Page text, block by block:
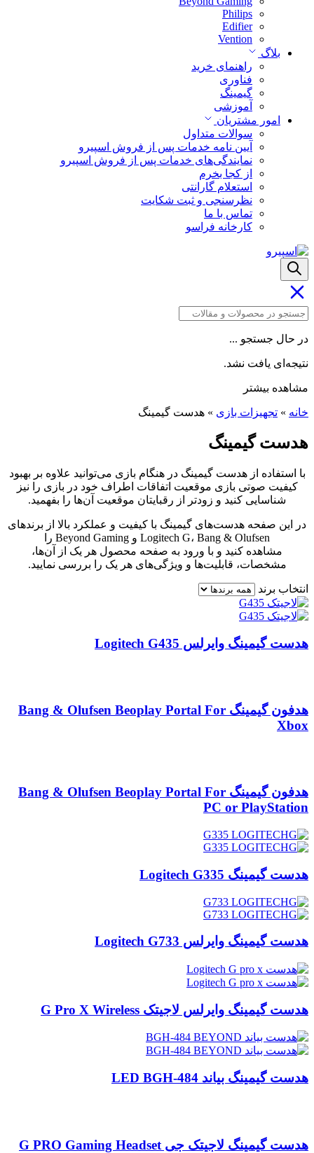
Philips
Edifier
Vention
بلاگ
راهنمای خرید
فناوری
گیمینگ
آموزشی
امور مشتریان
سوالات متداول
آیین نامه خدمات پس از فروش اسپیرو
نمایندگی‌های خدمات پس از فروش اسپیرو
از کجا بخرم
استعلام گارانتی
نظرسنجی و ثبت شکایت
تماس با ما
کارخانه فراسو
در حال جستجو ...
نتیجه‌ای یافت نشد.
مشاهده بیشتر
خانه » تجهیزات بازی » هدست گیمینگ
هدست گیمینگ
با استفاده از هدست گیمینگ در هنگام بازی می‌توانید علاوه بر بهبود
کیفیت صوتی بازی موقعیت اتفاقات اطراف خود در بازی را نیز
شناسایی کنید و زودتر از رقبایتان موقعیت آن‌ها را بفهمید.
در این صفحه هدست‌های گیمینگ با کیفیت و عملکرد بالا از برندهای
Logitech G، Bang & Olufsen و Beyond Gaming را
مشاهده کنید و با ورود به صفحه محصول هر یک از آن‌ها،
مشخصات، قابلیت‌ها و ویژگی‌های هر یک را بررسی نمایید.
انتخاب برند
هدست گیمینگ وایرلس Logitech G435
هدفون گیمینگ Bang & Olufsen Beoplay Portal For
Xbox
هدفون گیمینگ Bang & Olufsen Beoplay Portal For
PC or PlayStation
هدست گیمینگ Logitech G335
هدست گیمینگ وایرلس Logitech G733
هدست گیمینگ وایرلس لاجیتک G Pro X Wireless
هدست گیمینگ بیاند LED BGH-484
هدست گیمینگ لاجیتک جی G PRO Gaming Headset